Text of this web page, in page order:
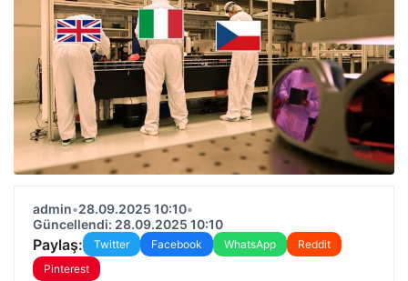
admin•28.09.2025 10:10•
Güncellendi: 28.09.2025 10:10
Paylaş: Twitter Facebook WhatsApp
Reddit
Pinterest